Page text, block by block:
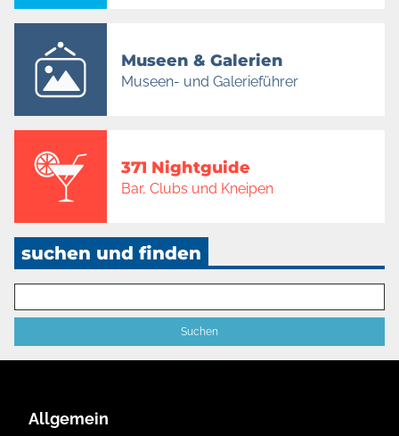
Museen & Galerien
Museen- und Galerieführer
371 Nightguide
Bar, Clubs und Kneipen
suchen und finden
Allgemein